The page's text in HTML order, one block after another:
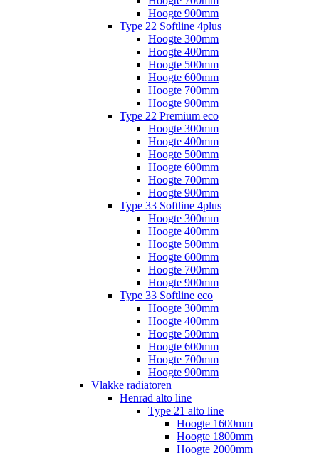
Hoogte 900mm
Type 22 Softline 4plus
Hoogte 300mm
Hoogte 400mm
Hoogte 500mm
Hoogte 600mm
Hoogte 700mm
Hoogte 900mm
Type 22 Premium eco
Hoogte 300mm
Hoogte 400mm
Hoogte 500mm
Hoogte 600mm
Hoogte 700mm
Hoogte 900mm
Type 33 Softline 4plus
Hoogte 300mm
Hoogte 400mm
Hoogte 500mm
Hoogte 600mm
Hoogte 700mm
Hoogte 900mm
Type 33 Softline eco
Hoogte 300mm
Hoogte 400mm
Hoogte 500mm
Hoogte 600mm
Hoogte 700mm
Hoogte 900mm
Vlakke radiatoren
Henrad alto line
Type 21 alto line
Hoogte 1600mm
Hoogte 1800mm
Hoogte 2000mm